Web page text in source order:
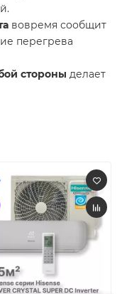
вовремя сообщит
перегрева
стороны делает